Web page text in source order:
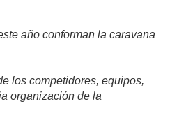
año conforman la caravana
los competidores, equipos,
organización de la